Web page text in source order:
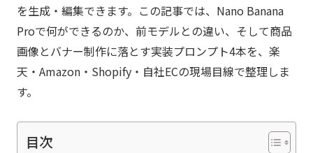
を生成・編集できます。この記事では、Nano Banana
Proで何ができるのか、前モデルとの違い、そして商品
画像とバナー制作に落とす実装プロンプト4本を、楽
天・Amazon・Shopify・自社ECの現場目線で整理しま
す。
目次